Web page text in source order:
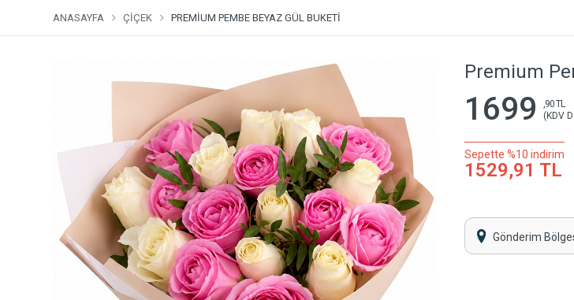
ANASAYFA ÇIÇEK PREMIUM PEMBE BEYAZ GÜL BUKETI
Premium
1699
,90 TL
(KDV
Sepette %10 indirim
1529,91 TL
Gönderim